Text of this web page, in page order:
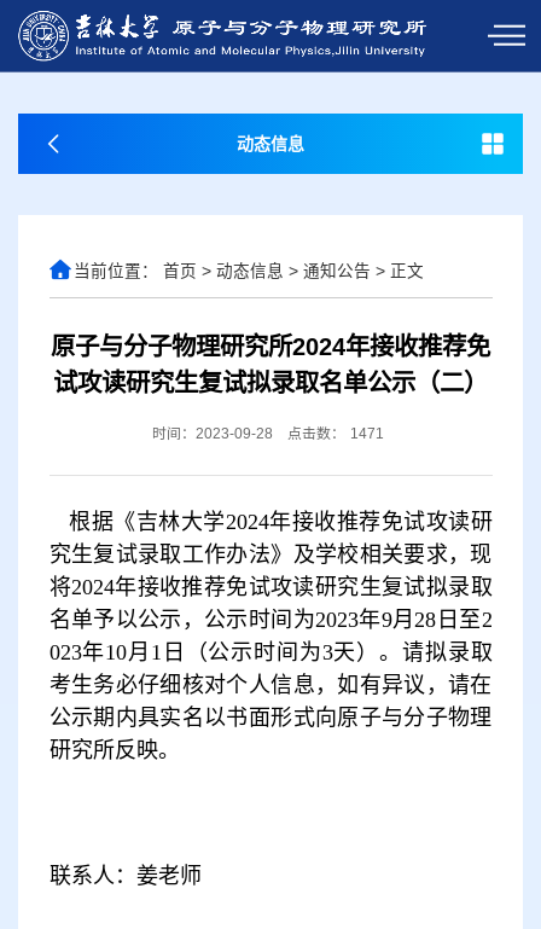
动态信息
当前位置： 首页 > 动态信息 > 通知公告 > 正文
原子与分子物理研究所2024年接收推荐免
试攻读研究生复试拟录取名单公示（二）
时间：2023-09-28 点击数： 1471
根据《吉林大学2024年接收推荐免试攻读研
究生复试录取工作办法》及学校相关要求，现
将2024年接收推荐免试攻读研究生复试拟录取
名单予以公示，公示时间为2023年9月28 日至2
023年10月 1 日（公示时间为3天）。请拟录取
考生务必仔细核对个人信息，如有异议，请在
公示期内具实名以书面形式向原子与分子物理
研究所反映。
联系人：姜老师